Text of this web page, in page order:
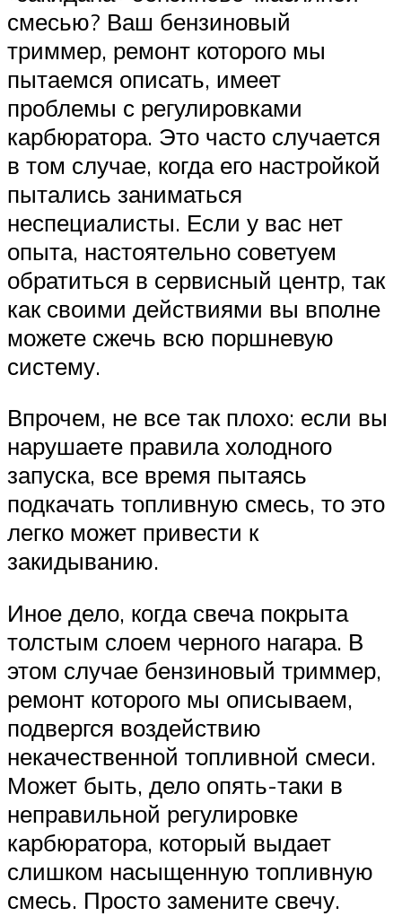
смесью? Ваш бензиновый
триммер, ремонт которого мы
пытаемся описать, имеет
проблемы с регулировками
карбюратора. Это часто случается
в том случае, когда его настройкой
пытались заниматься
неспециалисты. Если у вас нет
опыта, настоятельно советуем
обратиться в сервисный центр, так
как своими действиями вы вполне
можете сжечь всю поршневую
систему.
Впрочем, не все так плохо: если вы
нарушаете правила холодного
запуска, все время пытаясь
подкачать топливную смесь, то это
легко может привести к
закидыванию.
Иное дело, когда свеча покрыта
толстым слоем черного нагара. В
этом случае бензиновый триммер,
ремонт которого мы описываем,
подвергся воздействию
некачественной топливной смеси.
Может быть, дело опять-таки в
неправильной регулировке
карбюратора, который выдает
слишком насыщенную топливную
смесь. Просто замените свечу.